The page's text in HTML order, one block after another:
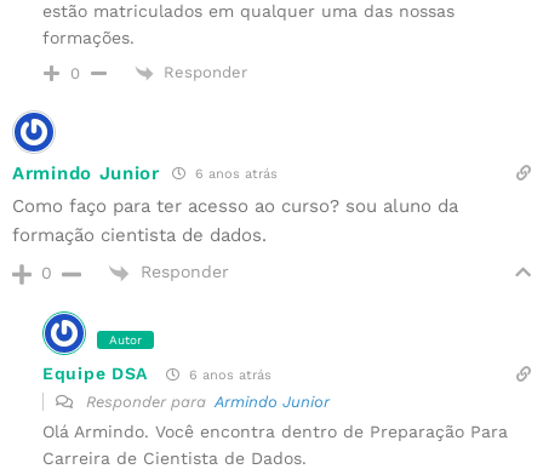
estão matriculados em qualquer uma das nossas
formações.
0 Responder
Armindo Junior 6 anos atrás
Como faço para ter acesso ao curso? sou aluno da
formação cientista de dados.
0 Responder
Autor
Equipe DSA 6 anos atrás
Responder para Armindo Junior
Olá Armindo. Você encontra dentro de Preparação Para
Carreira de Cientista de Dados.